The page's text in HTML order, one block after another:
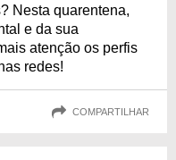
Nesta quarentena,
e da sua
atenção os perfis
redes!
COMPARTILHAR